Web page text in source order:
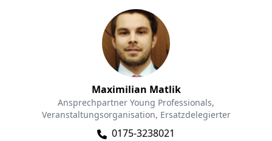
Maximilian Matlik
Ansprechpartner Young Professionals,
Veranstaltungsorganisation, Ersatzdelegierter
0175-3238021